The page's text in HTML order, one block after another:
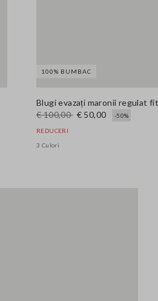
100% BUMBAC
€ 100,00 € 50,00 -50%
REDUCERI
3 Culori